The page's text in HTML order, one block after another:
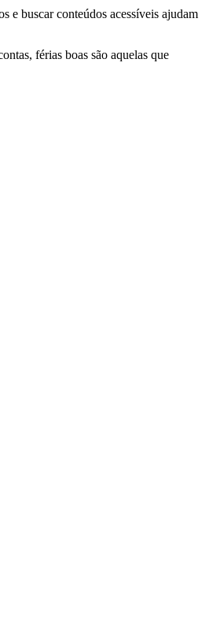
e buscar conteúdos acessíveis ajudam
férias boas são aquelas que